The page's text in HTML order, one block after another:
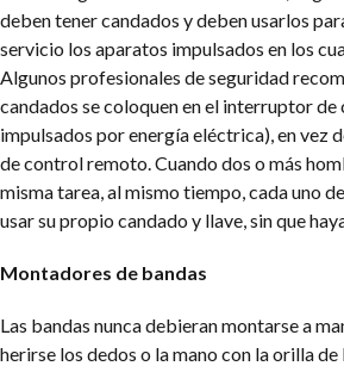
deben tener candados y deben usarlos
servicio los aparatos impulsados en los
Algunos profesionales de seguridad
candados se coloquen en el interruptor de
impulsados por energía eléctrica), en vez
de control remoto. Cuando dos o más
misma tarea, al mismo tiempo, cada uno
usar su propio candado y llave, sin que
Montadores de bandas
Las bandas nunca debieran montarse a
herirse los dedos o la mano con la orilla de